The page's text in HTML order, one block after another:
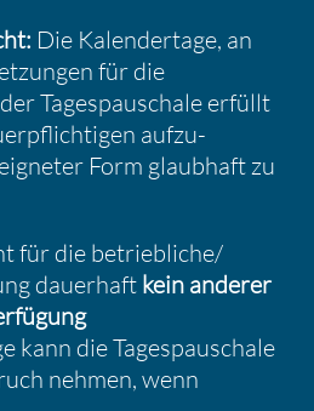
Die Kalen­der­tage, an
für die
Tages­pau­schale erfüllt
aufzu­
Form glaub­haft zu
für die betriebliche/​
dauer­haft kein anderer
kann die Tages­pau­schale
nehmen, wenn